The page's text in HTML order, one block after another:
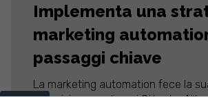
Implementa una
marketing
passaggi chiave
La marketing automation fece la